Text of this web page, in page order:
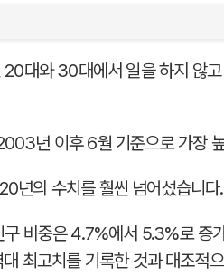
대와 30대에서 일을 하지 않
년 이후 6월 기준으로 가장
년의 수치를 훨씬 넘어섰습니다.
구 비중은 4.7%에서 5.3%로
최고치를 기록한 것과 대조적